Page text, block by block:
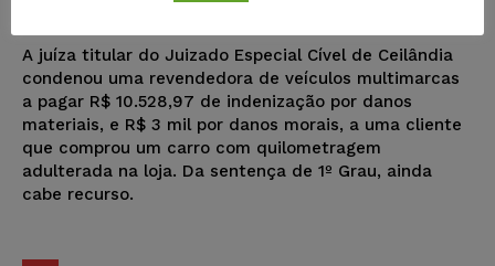
A juíza titular do Juizado Especial Cível de Ceilândia
condenou uma revendedora de veículos multimarcas
a pagar R$ 10.528,97 de indenização por danos
materiais, e R$ 3 mil por danos morais, a uma cliente
que comprou um carro com quilometragem
adulterada na loja. Da sentença de 1º Grau, ainda
cabe recurso.